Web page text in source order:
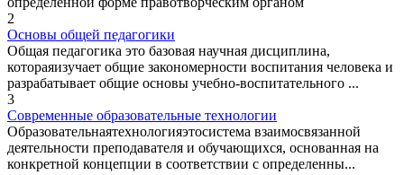
2
Основы общей педагогики
Общая педагогика это базовая научная дисциплина,
котораяизучает общие закономерности воспитания человека и
разрабатывает общие основы учебно-воспитательного ...
3
Современные образовательные технологии
Образовательнаятехнологияэтосистема взаимосвязанной
деятельности преподавателя и обучающихся, основанная на
конкретной концепции в соответствии с определенны...